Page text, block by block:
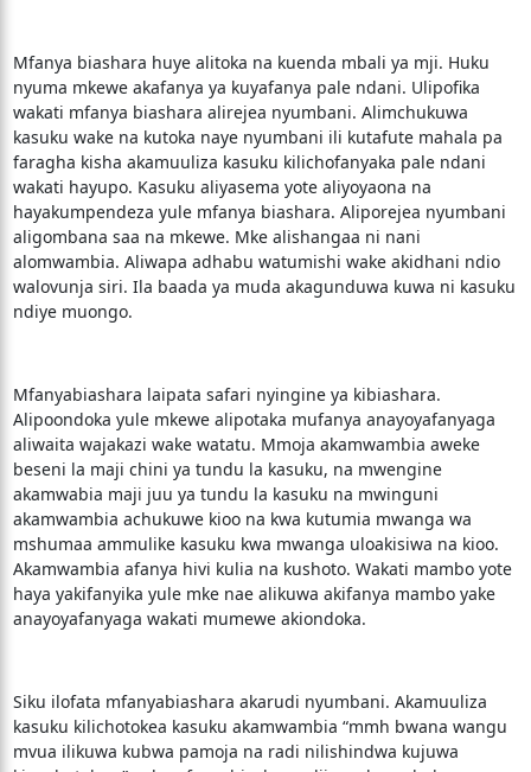
Mfanya biashara huye alitoka na kuenda mbali ya mji. Huku
nyuma mkewe akafanya ya kuyafanya pale ndani. Ulipofika
wakati mfanya biashara alirejea nyumbani. Alimchukuwa
kasuku wake na kutoka naye nyumbani ili kutafute mahala pa
faragha kisha akamuuliza kasuku kilichofanyaka pale ndani
wakati hayupo. Kasuku aliyasema yote aliyoyaona na
hayakumpendeza yule mfanya biashara. Aliporejea nyumbani
aligombana saa na mkewe. Mke alishangaa ni nani
alomwambia. Aliwapa adhabu watumishi wake akidhani ndio
walovunja siri. Ila baada ya muda akagunduwa kuwa ni kasuku
ndiye muongo.
Mfanyabiashara laipata safari nyingine ya kibiashara.
Alipoondoka yule mkewe alipotaka mufanya anayoyafanyaga
aliwaita wajakazi wake watatu. Mmoja akamwambia aweke
beseni la maji chini ya tundu la kasuku, na mwengine
akamwabia maji juu ya tundu la kasuku na mwinguni
akamwambia achukuwe kioo na kwa kutumia mwanga wa
mshumaa ammulike kasuku kwa mwanga uloakisiwa na kioo.
Akamwambia afanya hivi kulia na kushoto. Wakati mambo yote
haya yakifanyika yule mke nae alikuwa akifanya mambo yake
anayoyafanyaga wakati mumewe akiondoka.
Siku ilofata mfanyabiashara akarudi nyumbani. Akamuuliza
kasuku kilichotokea kasuku akamwambia “mmh bwana wangu
mvua ilikuwa kubwa pamoja na radi nilishindwa kujuwa